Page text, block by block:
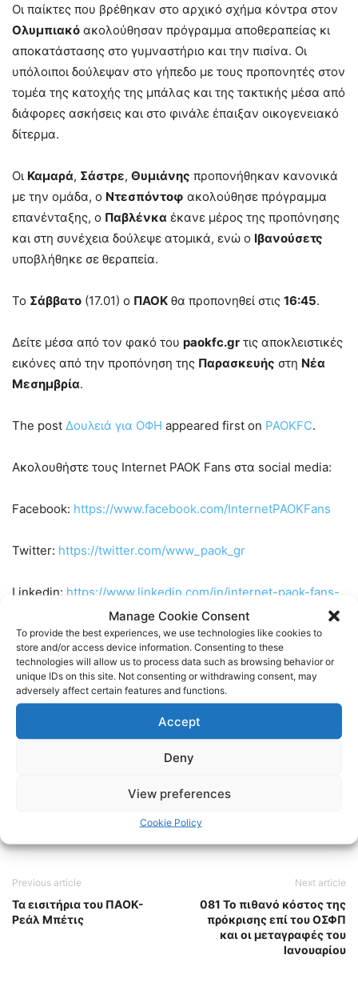
Manage Cookie Consent
To provide the best experiences, we use technologies like cookies to
store and/or access device information. Consenting to these
technologies will allow us to process data such as browsing behavior or
unique IDs on this site. Not consenting or withdrawing consent, may
adversely affect certain features and functions.
Accept
Deny
View preferences
Cookie Policy
Οι παίκτες που βρέθηκαν στο αρχικό σχήμα κόντρα στον
Ολυμπιακό ακολούθησαν πρόγραμμα αποθεραπείας κι
αποκατάστασης στο γυμναστήριο και την πισίνα. Οι
υπόλοιποι δούλεψαν στο γήπεδο με τους προπονητές στον
τομέα της κατοχής της μπάλας και της τακτικής μέσα από
διάφορες ασκήσεις και στο φινάλε έπαιξαν οικογενειακό
δίτερμα.
Οι Καμαρά, Σάστρε, Θυμιάνης προπονήθηκαν κανονικά
με την ομάδα, ο Ντεσπόντοφ ακολούθησε πρόγραμμα
επανένταξης, ο Παβλένκα έκανε μέρος της προπόνησης
και στη συνέχεια δούλεψε ατομικά, ενώ ο Ιβανούσετς
υποβλήθηκε σε θεραπεία.
Το Σάββατο (17.01) ο ΠΑΟΚ θα προπονηθεί στις 16:45.
Δείτε μέσα από τον φακό του paokfc.gr τις αποκλειστικές
εικόνες από την προπόνηση της Παρασκευής στη Νέα
Μεσημβρία.
The post Δουλειά για ΟΦΗ appeared first on PAOKFC.
Ακολουθήστε τους Internet PAOK Fans στα social media:
Facebook: https://www.facebook.com/InternetPAOKFans
Twitter: https://twitter.com/www_paok_gr
Linkedin: https://www.linkedin.com/in/internet-paok-fans-
Instagram:https://www.instagram.com/internetpaokfans
#paok #paokfans #παοκ #thessaloniki
Previous article
Τα εισιτήρια του ΠΑΟΚ-
Ρεάλ Μπέτις
Next article
081 Το πιθανό κόστος της
πρόκρισης επί του ΟΣΦΠ
και οι μεταγραφές του
Ιανουαρίου